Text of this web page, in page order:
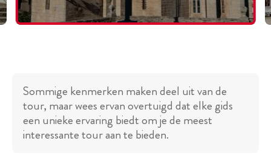
Sommige kenmerken maken deel uit van de
tour, maar wees ervan overtuigd dat elke gids
een unieke ervaring biedt om je de meest
interessante tour aan te bieden.